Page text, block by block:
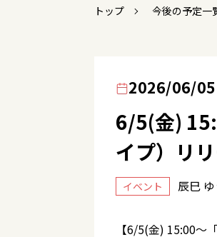
トップ 今後の予定一
2026/06/05
6/5(金)
イプ）リ
イベント 辰巳
【6/5(金) 15:00～